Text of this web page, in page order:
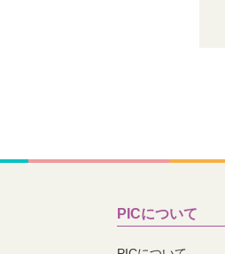
PICについて